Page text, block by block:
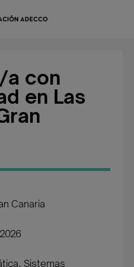
a con
en Las
Canaria
Sistemas